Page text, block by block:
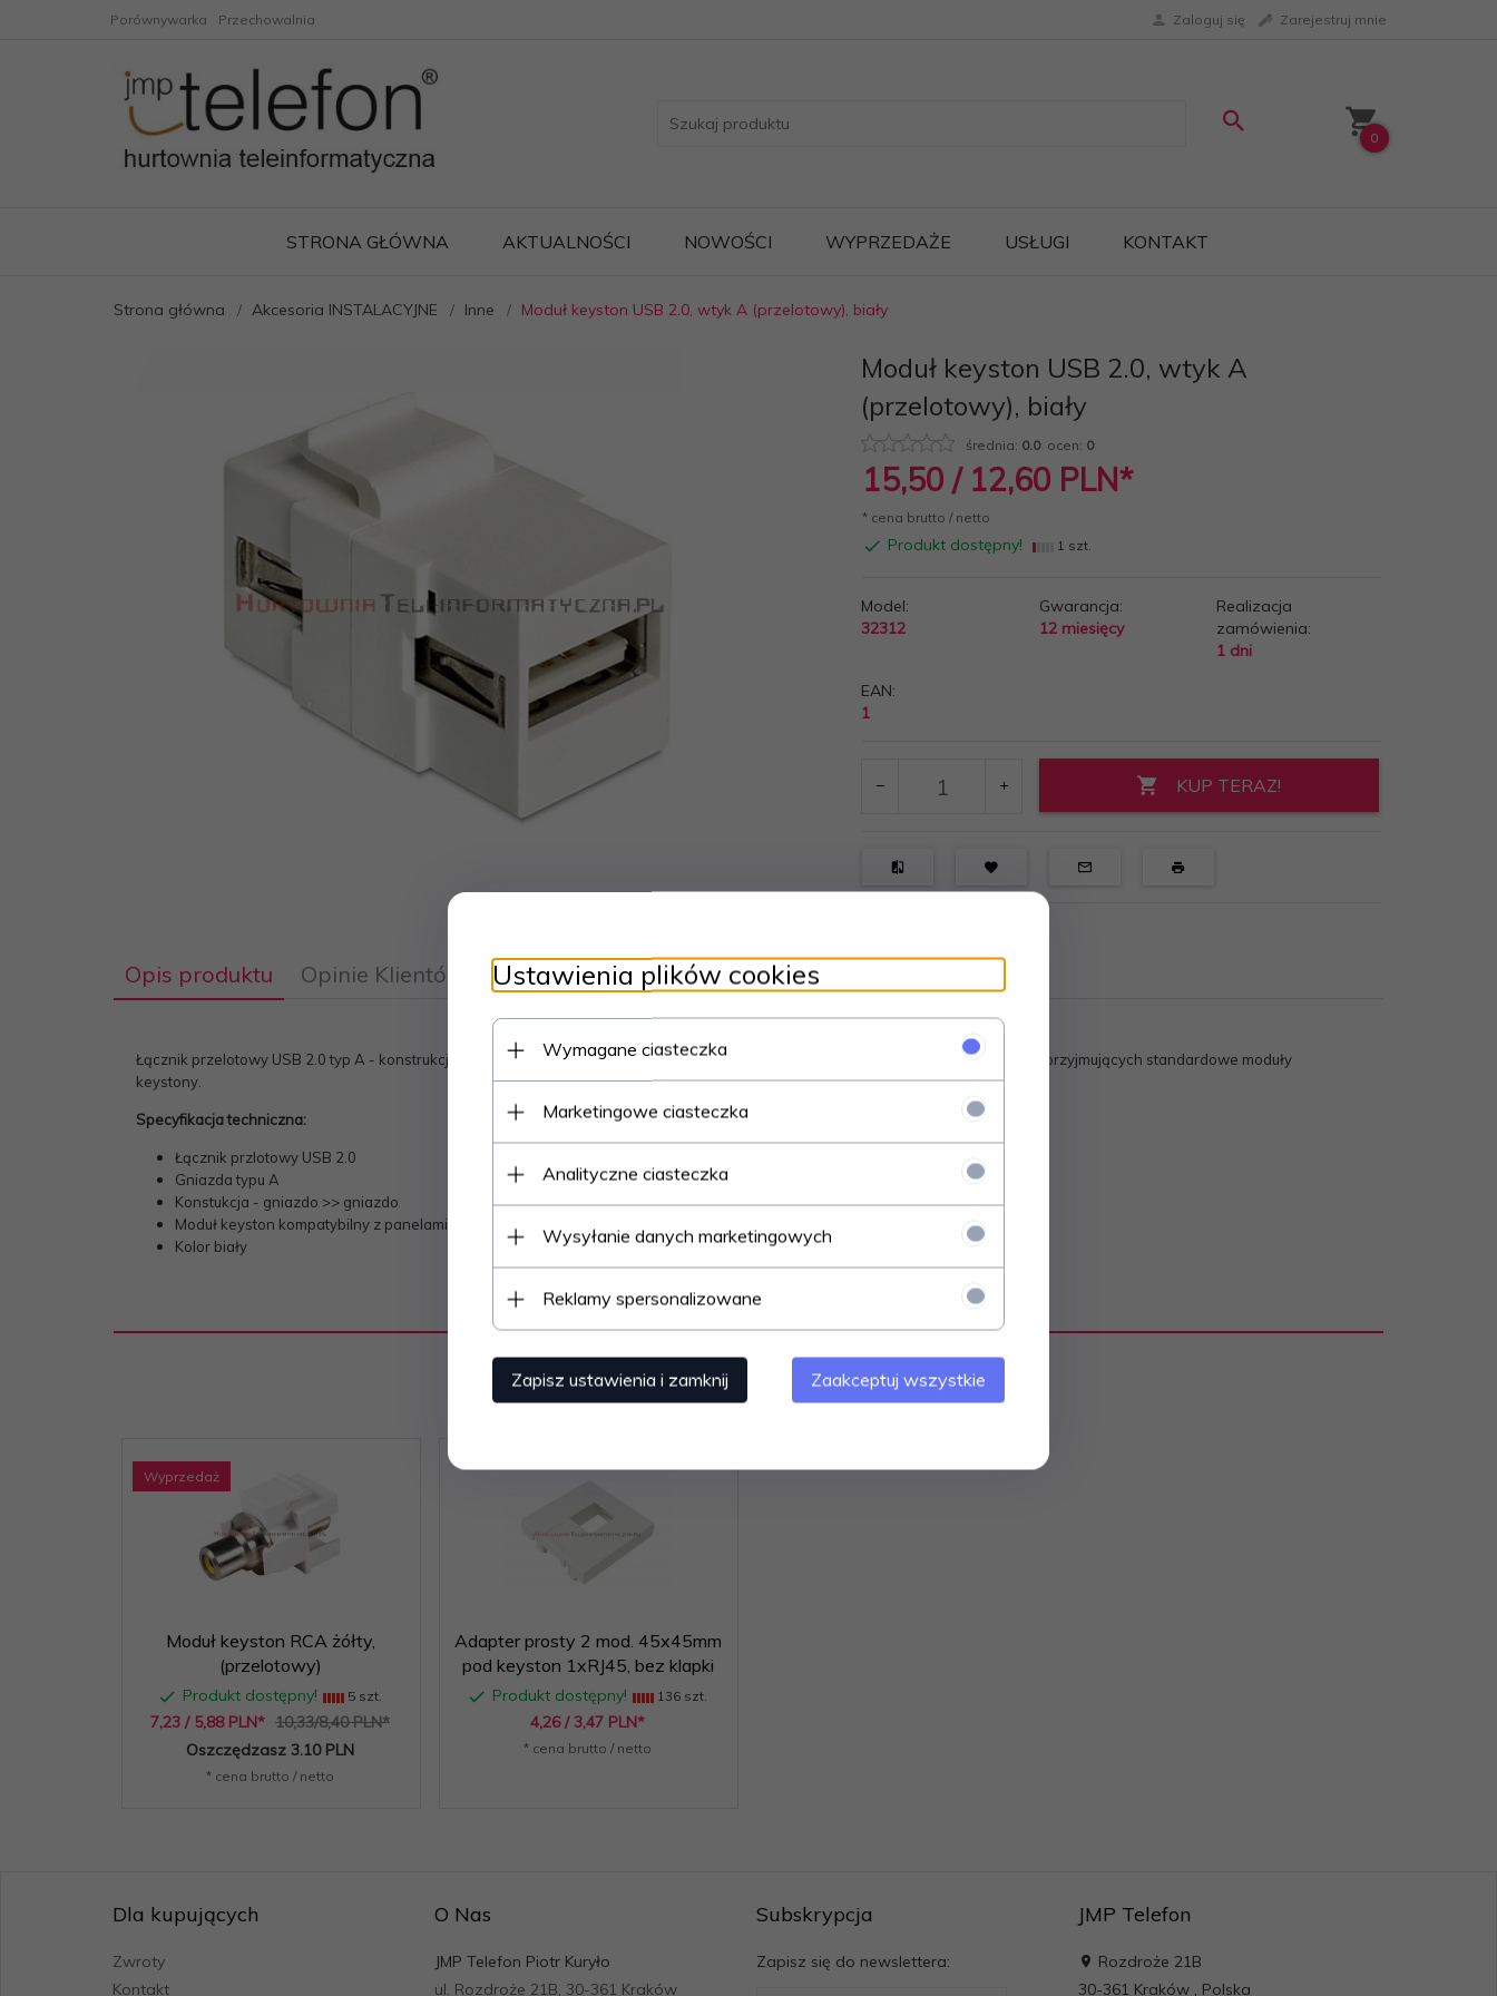
Porównywarka Przechowalnia Zaloguj się Zarejestruj mnie
0
STRONA GŁÓWNA AKTUALNOŚCI NOWOŚCI WYPRZEDAŻE USŁUGI KONTAKT
Strona główna Akcesoria INSTALACYJNE Inne Moduł keyston USB 2.0, wtyk A (przelotowy), biały
Moduł keyston USB 2.0, wtyk A
(przelotowy), biały
średnia: 0.0ocen: 0
15,50 / 12,60 PLN*
* cena brutto / netto
Produkt dostępny! 1 szt.
Model:
32312
Gwarancja:
12 miesięcy
Realizacja
zamówienia:
1 dni
EAN:
1
KUP TERAZ!
Opis produktu Opinie Klientów
Łącznik przelotowy USB 2.0 typ A - konstrukcja typ gniazdo >> gniazdo. Pasuje do wszystkich adapterów i patch paneli modularnych przyjmujących standardowe moduły
keystony.
Specyfikacja techniczna:
Łącznik przlotowy USB 2.0
Gniazda typu A
Konstukcja - gniazdo >> gniazdo
Moduł keyston kompatybilny z panelami modularnymi i adapterami
Kolor biały
Polecamy
Wyprzedaż
Moduł keyston RCA żółty,
(przelotowy)
Produkt dostępny! 5 szt.
7,23 / 5,88 PLN* 10,33/8,40 PLN*
Oszczędzasz 3.10 PLN
* cena brutto / netto
Adapter prosty 2 mod. 45x45mm
pod keyston 1xRJ45, bez klapki
Produkt dostępny! 136 szt.
4,26 / 3,47 PLN*
* cena brutto / netto
Dla kupujących
Zwroty
Kontakt
O Nas
JMP Telefon Piotr Kuryło
ul. Rozdroże 21B, 30-361 Kraków
Subskrypcja
Zapisz się do newslettera:
JMP Telefon
Rozdroże 21B
30-361 Kraków, Polska
Ustawienia plików cookies
Wymagane ciasteczka
Marketingowe ciasteczka
Analityczne ciasteczka
Wysyłanie danych marketingowych
Reklamy spersonalizowane
Zapisz ustawienia i zamknij Zaakceptuj wszystkie